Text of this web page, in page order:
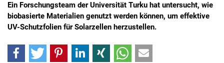
Ein Forschungsteam der Universität Turku hat untersucht, wie
biobasierte Materialien genutzt werden können, um effektive
UV-Schutzfolien für Solarzellen herzustellen.